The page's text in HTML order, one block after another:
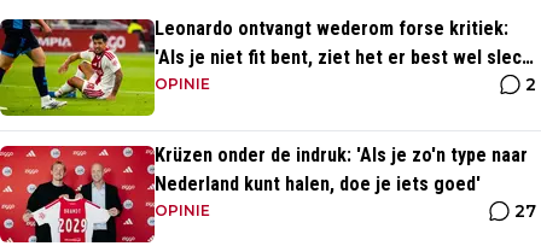
Leonardo ontvangt wederom forse kritiek:
'Als je niet fit bent, ziet het er best wel slecht
uit'
OPINIE 2
Krüzen onder de indruk: 'Als je zo'n type naar
Nederland kunt halen, doe je iets goed'
OPINIE 27